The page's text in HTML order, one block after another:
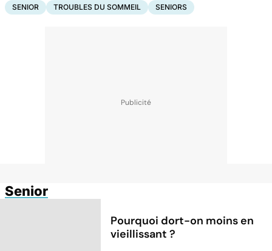
SENIOR TROUBLES DU SOMMEIL SENIORS
Senior
Pourquoi dort-on moins en
vieillissant ?